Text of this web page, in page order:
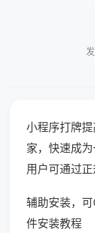
小程序打牌
家，快速成
用户可通过正
辅助安装，
件安装教程